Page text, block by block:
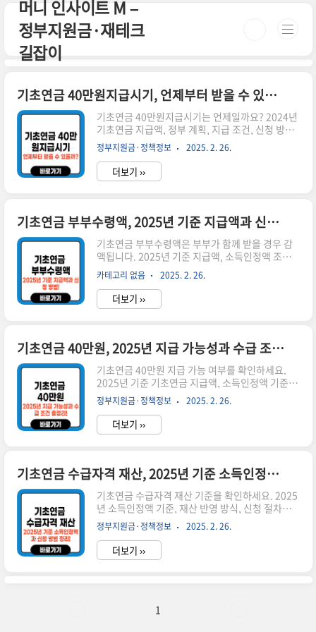
본문 바로가기
머니 인사이트 M –
정부지원금·재테크
길잡이
기초연금 40만원지급시기, 언제부터 받을 수 있을까?
기초연금 40만원지급시기는 언제일까요? 2024년
기초연금 지급액, 정부 계획, 지급 조건, 신청 방법
을 확인하세요. 시간이 없으신 분들은 아래 버튼으
로 확인하세요! 🔗 복지로 기초연금 신청👉 ▼ 자
세한 정보는 아래에서 계속 이어집니다! ▼ 1. 기초
연금 40만원 지급 계획정부는 노인 복지 강화를 위
부가구 최대 51만 2천 원까지 지급됩니다.📌 40만
원 지급 시기는 아직 확정되지 않음📌 단계적 인상
가능성 있음📌 소득인정액이 낮을수록 최대 금액
받을 확률 증가2. 기초연금 40만원 지급 조건 (1)
연령 요건기초연금을 받기 위해서는 만 65세 이상
이어야 합니다.(2) 소득인정액 기준소득인정액이
..
정부지원금·정책정보 2025. 2. 26.
더보기 ››
기초연금 부부수령액, 2025년 기준 지급액과 신청 방법!
기초연금 부부수령액은 부부가 함께 받을 경우 감
액됩니다. 2025년 기준 지급액, 소득인정액 조건,
신청 방법을 확인하세요. 시간이 없으신 분들은 아
래 버튼으로 확인하세요! 🔗 복지로 기초연금 신청
👉 ▼ 자세한 정보는 아래에서 계속 이어집니다!
▼ 1. 기초연금 부부수령액이란?기초연금은 개인
감액됩니다.📌 부부가 동시에 기초연금을 받으면
20% 감액📌 단독가구보다 부부가구의 소득인정
액 기준이 높음📌 소득인정액 기준을 충족해야 수
급 가능2. 기초연금 부부수령액 지급 기준 (1) 소득
인정액 기준부부가 기초연금을 받기 위해서는 소득
인정액이 다음 기준을 충족해야 합니다.가구 유형
소득인정액 기준 (202..
카테고리 없음 2025. 2. 26.
더보기 ››
기초연금 40만원, 2025년 지급 가능성과 수급 조건 총정리!
기초연금 40만원 지급 가능 여부를 확인하세요.
2025년 기준 기초연금 지급액, 소득인정액 기준,
신청 방법까지 상세히 정리했습니다. 시간이 없으
신 분들은 아래 버튼으로 확인하세요! 🔗 복지로 기
초연금 신청👉 ▼ 자세한 정보는 아래에서 계속 이
어집니다! ▼ 1. 기초연금 40만원 지급 가능할까?
2024년 기준으로는 단독가구 최대 32만 원, 부부
가구 최대 51만 2천 원이 지급됩니다.📌 기초연금
이 40만 원까지 인상될 가능성 있음📌 현행 제도에
서는 최대 32만 원 지급📌 소득인정액이 낮을수록
더 많은 연금 수령 가능 2. 기초연금 40만원 받을
수 있는 조건 (1) 연령 요건기초연금은 만 65세 이..
정부지원금·정책정보 2025. 2. 26.
더보기 ››
기초연금 수급자격 재산, 2025년 기준 소득인정액과 신청 방법 정리!
기초연금 수급자격 재산 기준을 확인하세요. 2025
년 소득인정액 기준, 재산 반영 방식, 신청 절차까
지 자세히 알아보세요. 시간이 없으신 분들은 아
래 버튼으로 확인하세요! 🔗 복지로 기초연금 신청
👉 ▼ 자세한 정보는 아래에서 계속 이어집니다!
▼ 1. 기초연금과 재산의 관계기초연금은 만 65세
액이 높아져 수급이 어려움📌 거주 주택은 일정 금
정부지원금·정책정보 2025. 2. 26.
더보기 ››
1